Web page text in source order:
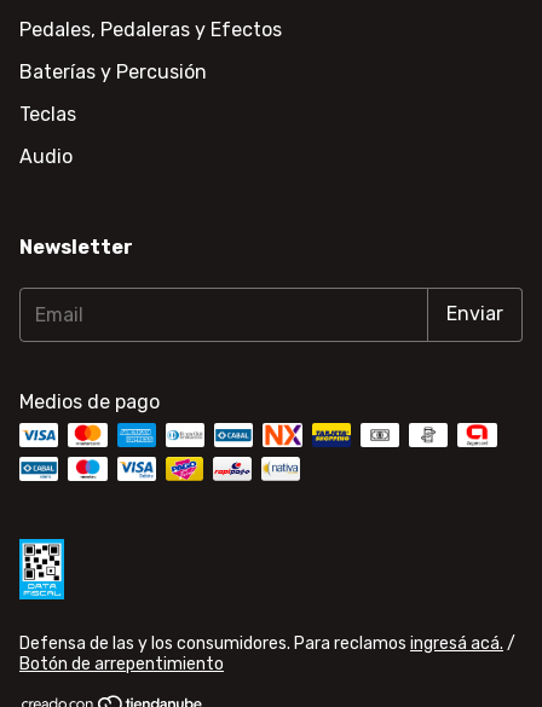
Pedales, Pedaleras y Efectos
Baterías y Percusión
Teclas
Audio
Newsletter
Medios de pago
Defensa de las y los consumidores. Para reclamos ingresá acá. /
Botón de arrepentimiento